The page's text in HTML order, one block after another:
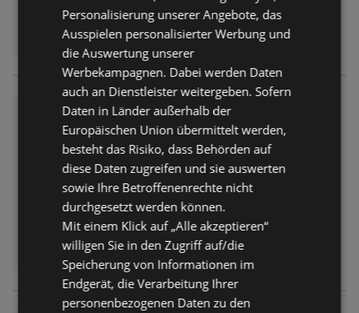
Edeka Hahner: Wochenangeb
ote
Prospekt nicht mehr gültig
Abgelaufen am: 20.06.2026
Personalisierung unserer Angebote, das
Ausspielen personalisierter Werbung und
die Auswertung unserer
Werbekampagnen. Dabei werden Daten
auch an Dienstleister weitergeben. Sofern
Daten in Länder außerhalb der
Europäischen Union übermittelt werden,
besteht das Risiko, dass Behörden auf
diese Daten zugreifen und sie auswerten
sowie Ihre Betroffenenrechte nicht
durchgesetzt werden können.
Mit einem Klick auf „Alle akzeptieren“
willigen Sie in den Zugriff auf/die
Speicherung von Informationen im
Endgerät, die Verarbeitung Ihrer
personenbezogenen Daten zu den